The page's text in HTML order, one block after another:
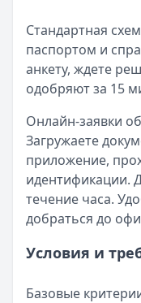
Стандартная
паспортом и
анкету, ждете
одобряют за 15
Онлайн-заявки
Загружаете
приложение,
идентификации.
течение часа.
добраться до
Условия и
Базовые